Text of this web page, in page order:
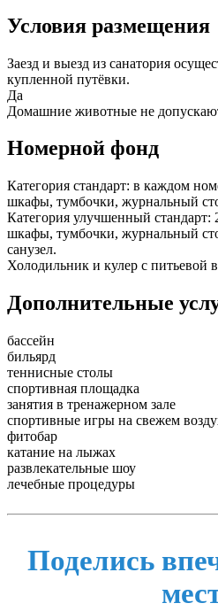
Условия размещения
Заезд и выезд из санатория
купленной путёвки.
Да
Домашние животные не
Номерной фонд
Категория стандарт: в каждом
шкафы, тумбочки, журнальный
Категория улучшенный стандарт:
шкафы, тумбочки, журнальный
санузел.
Холодильник и кулер с питьевой
Дополнительные
бассейн
бильярд
теннисные столы
спортивная площадка
занятия в тренажерном зале
спортивные игры на свежем
фитобар
катание на лыжах
развлекательные шоу
лечебные процедуры
Поделись